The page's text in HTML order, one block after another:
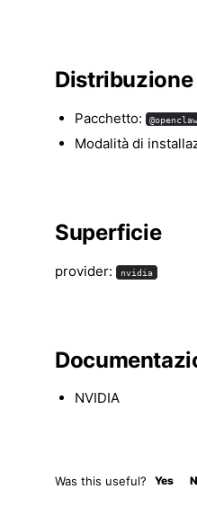
Distribuzione
Pacchetto:
Modalità di
Superficie
provider: nvidia
NVIDIA
Was this useful? Yes